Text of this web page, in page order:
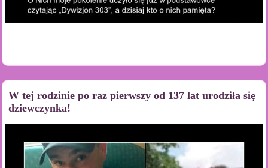
W tej rodzinie po raz pierwszy od 137 lat urodziła się
dziewczynka!